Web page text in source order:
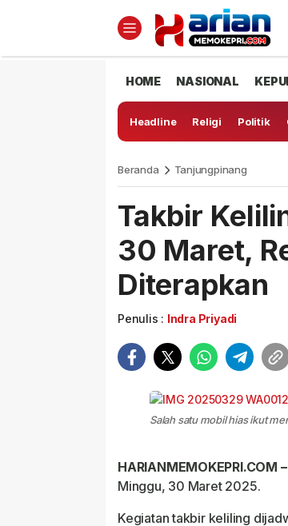
HOME NASIONAL
Headline Religi Politik
Beranda Tanjungpinang
Takbir
30 Maret,
Diterapkan
Penulis : Indra Priyadi
Salah satu mobil hias ikut
HARIANMEMOKEPRI.COM –
Minggu, 30 Maret 2025.
Kegiatan takbir keliling